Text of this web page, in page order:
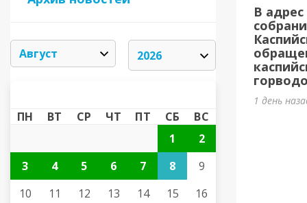
ПН ВТ СР ЧТ ПТ СБ
ВС
1
2
3
4 5 6 7 8
9
10
11 12 13 14 15
16
В
1 день